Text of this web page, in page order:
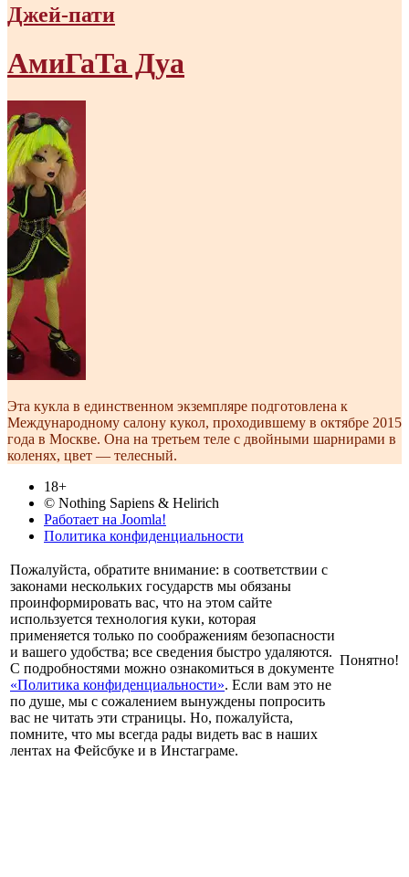
Джей-пати
АмиГаТа Дуа
Эта кукла в единственном экземпляре подготовлена к
Международному салону кукол, проходившему в октябре 2015
года в Москве. Она на третьем теле с двойными шарнирами в
коленях, цвет — телесный.
18+
© Nothing Sapiens & Helirich
Работает на Joomla!
Политика конфиденциальности
Пожалуйста, обратите внимание: в соответствии с
законами нескольких государств мы обязаны
проинформировать вас, что на этом сайте
используется технология куки, которая
применяется только по соображениям безопасности
и вашего удобства; все сведения быстро удаляются.
С подробностями можно ознакомиться в документе
«Политика конфиденциальности». Если вам это не
по душе, мы с сожалением вынуждены попросить
вас не читать эти страницы. Но, пожалуйста,
помните, что мы всегда рады видеть вас в наших
лентах на Фейсбуке и в Инстаграме.
Понятно!